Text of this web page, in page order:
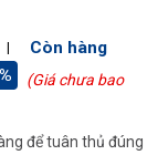
| Còn hàng
(Giá chưa bao
để tuân thủ đúng